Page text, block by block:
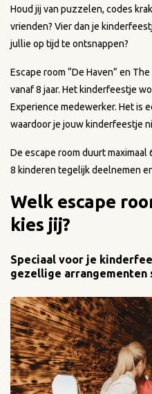
Houd jij van puzzelen, codes
vrienden? Vier dan je
jullie op tijd te ontsnappen?
Escape room “De Haven” en
vanaf 8 jaar. Het kinderfeestje
Experience medewerker. Het is
waardoor je jouw kinderfeestje
De escape room duurt maximaal
8 kinderen tegelijk deelnemen
Welk escape
kies jij?
Speciaal voor je
gezellige arrangementen